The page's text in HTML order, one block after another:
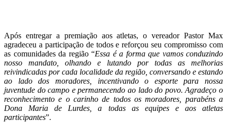
Após entregar a premiação aos atletas, o vereador Pastor Max
agradeceu a participação de todos e reforçou seu compromisso com
as comunidades da região “Essa é a forma que vamos conduzindo
nosso mandato, olhando e lutando por todas as melhorias
reivindicadas por cada localidade da região, conversando e estando
ao lado dos moradores, incentivando o esporte para nossa
juventude do campo e permanecendo ao lado do povo. Agradeço o
reconhecimento e o carinho de todos os moradores, parabéns a
Dona Maria de Lurdes, a todas as equipes e aos atletas
participantes”.